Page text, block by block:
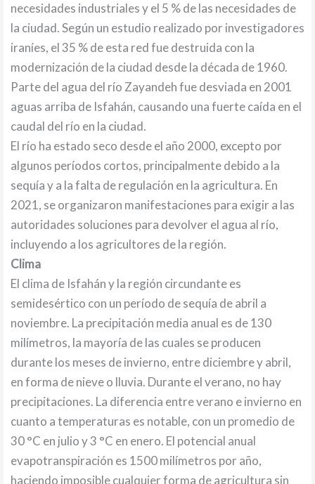
necesidades industriales y el 5 % de las necesidades de
la ciudad. Según un estudio realizado por investigadores
iraníes, el 35 % de esta red fue destruida con la
modernización de la ciudad desde la década de 1960.
Parte del agua del río Zayandeh fue desviada en 2001
aguas arriba de Isfahán, causando una fuerte caída en el
caudal del río en la ciudad.
El río ha estado seco desde el año 2000, excepto por
algunos períodos cortos, principalmente debido a la
sequía y a la falta de regulación en la agricultura. En
2021, se organizaron manifestaciones para exigir a las
autoridades soluciones para devolver el agua al río,
incluyendo a los agricultores de la región.
Clima
El clima de Isfahán y la región circundante es
semidesértico con un período de sequía de abril a
noviembre. La precipitación media anual es de 130
milímetros, la mayoría de las cuales se producen
durante los meses de invierno, entre diciembre y abril,
en forma de nieve o lluvia. Durante el verano, no hay
precipitaciones. La diferencia entre verano e invierno en
cuanto a temperaturas es notable, con un promedio de
30 °C en julio y 3 °C en enero. El potencial anual
evapotranspiración es 1500 milímetros por año,
haciendo imposible cualquier forma de agricultura sin